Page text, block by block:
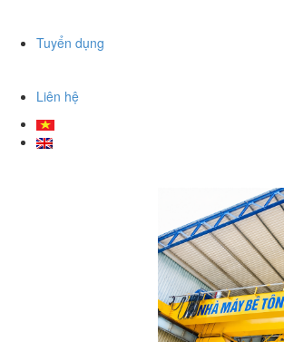
Tuyển dụng
Liên hệ